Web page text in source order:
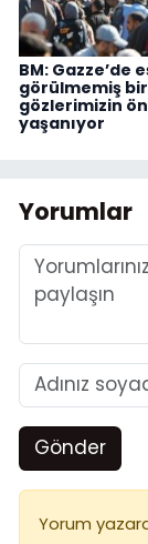
BM: Gazze’de
görülmemiş
gözlerimizin
yaşanıyor
Yorumlar
Gönder
Yorum